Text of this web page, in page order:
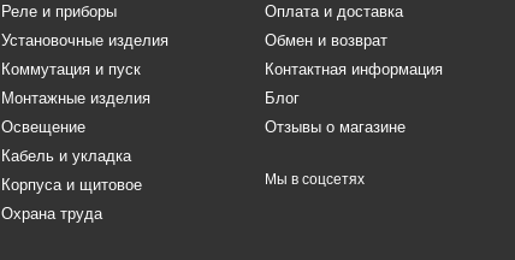
Реле и приборы
Установочные изделия
Коммутация и пуск
Монтажные изделия
Освещение
Кабель и укладка
Корпуса и щитовое
Охрана труда
Оплата и доставка
Обмен и возврат
Контактная информация
Блог
Отзывы о магазине
Мы в соцсетях